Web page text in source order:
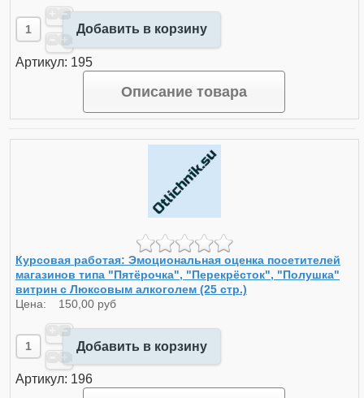
Добавить в корзину
Артикул: 195
Описание товара
Курсовая работая: Эмоциональная оценка посетителей
магазинов типа "Пятёрочка", "Перекрёсток", "Полушка"
витрин с Люксовым алкоголем (25 стр.)
Цена: 150,00 руб
Добавить в корзину
Артикул: 196